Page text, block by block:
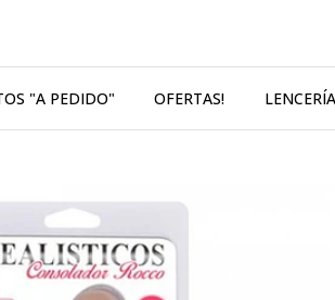
"A PEDIDO" OFERTAS! LENCERÍA